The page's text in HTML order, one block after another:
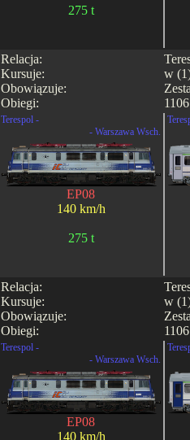
275 t
Relacja:
Kursuje:
Obowiązuje:
Obiegi:
w
Terespol -
- Warszawa Wsch.
EP08
140 km/h
275 t
Relacja:
Kursuje:
Obowiązuje:
Obiegi:
w
Terespol -
- Warszawa Wsch.
EP08
140 km/h